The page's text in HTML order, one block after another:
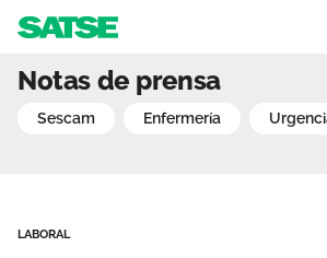
Delegados Sindicales
Castilla La Mancha
SATSE
Notas de prensa
sescam enfermería
LABORAL